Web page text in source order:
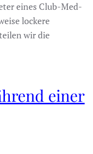
eines Club-Med-
lockere
wir die
einer